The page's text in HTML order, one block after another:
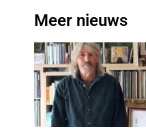
Meer nieuws